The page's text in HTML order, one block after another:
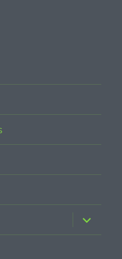
ouvrir
le
sous-